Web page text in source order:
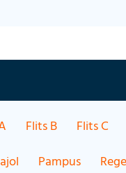
Flits B Flits C
Pampus